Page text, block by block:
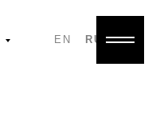
EN RU